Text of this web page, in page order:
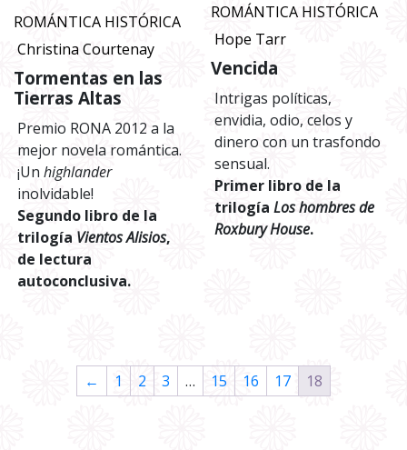
ROMÁNTICA HISTÓRICA
Christina Courtenay
Tormentas en las
Tierras Altas
Premio RONA 2012 a la
mejor novela romántica.
¡Un highlander
inolvidable!
Segundo libro de la
trilogía Vientos Alisios,
de lectura
autoconclusiva.
ROMÁNTICA HISTÓRICA
Hope Tarr
Vencida
Intrigas políticas,
envidia, odio, celos y
dinero con un trasfondo
sensual.
Primer libro de la
trilogíaLos hombres de
Roxbury House.
← 1 2 3 … 15 16 17 18